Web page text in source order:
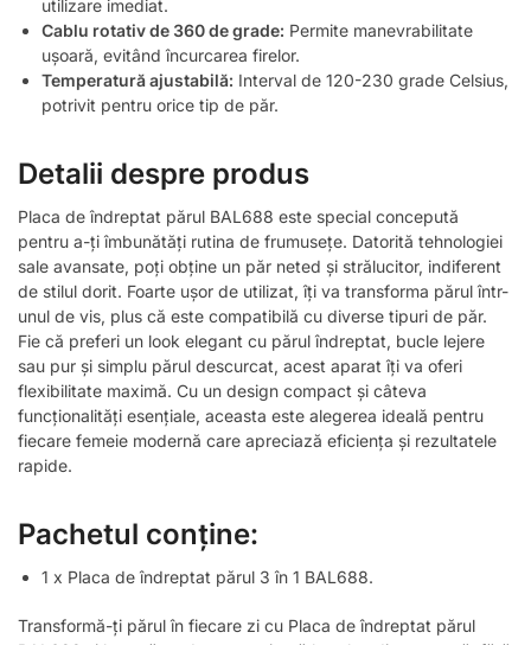
utilizare imediat.
Cablu rotativ de 360 de grade: Permite manevrabilitate
ușoară, evitând încurcarea firelor.
Temperatură ajustabilă: Interval de 120-230 grade Celsius,
potrivit pentru orice tip de păr.
Detalii despre produs
Placa de îndreptat părul BAL688 este special concepută
pentru a-ți îmbunătăți rutina de frumusețe. Datorită tehnologiei
sale avansate, poți obține un păr neted și strălucitor, indiferent
de stilul dorit. Foarte ușor de utilizat, îți va transforma părul într-
unul de vis, plus că este compatibilă cu diverse tipuri de păr.
Fie că preferi un look elegant cu părul îndreptat, bucle lejere
sau pur și simplu părul descurcat, acest aparat îți va oferi
flexibilitate maximă. Cu un design compact și câteva
funcționalități esențiale, aceasta este alegerea ideală pentru
fiecare femeie modernă care apreciază eficiența și rezultatele
rapide.
Pachetul conține:
1 x Placa de îndreptat părul 3 în 1 BAL688.
Transformă-ți părul în fiecare zi cu Placa de îndreptat părul